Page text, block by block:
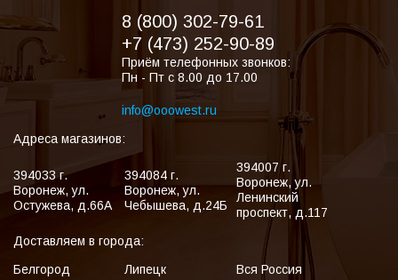
8 (800) 302-79-61
+7 (473) 252-90-89
Приём телефонных звонков:
Пн - Пт с 8.00 до 17.00
info@ooowest.ru
Адреса магазинов:
394033 г.
Воронеж,ул.
Остужева, д.66А
394084 г.
Воронеж,ул.
Чебышева, д.24Б
394007 г.
Воронеж,ул.
Ленинский
проспект, д.117
Доставляем в города:
Белгород
Липецк Вся Россия